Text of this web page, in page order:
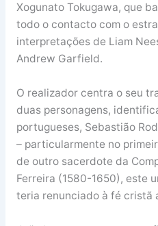
Xogunato Tokugawa, que
todo o contacto com o
interpretações de Liam
Andrew Garfield.
O realizador centra o seu
duas personagens,
portugueses, Sebastião
– particularmente no
de outro sacerdote da
Ferreira (1580-1650), este
teria renunciado à fé cristã